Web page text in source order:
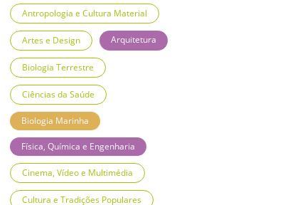
Antropologia e Cultura Material
Artes e Design Arquitetura
Biologia Terrestre
Ciências da Saúde
Biologia Marinha
Física, Química e Engenharia
Cinema, Vídeo e Multimédia
Cultura e Tradições Populares